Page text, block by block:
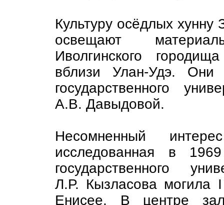
Культуру осёдлых
освещают
Иволгинского
вблизи Улан-Удэ. Они
государственного
А.В. Давыдовой.
Несомненный
исследованная в
государственного
Л.Р. Кызласова могила
Енисее. В центре